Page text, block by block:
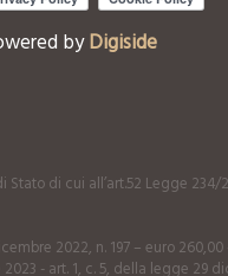
byDigiside
di cui all’art.52 Legge 234/
2022, n. 197 – euro
- art. 1, c. 5, della legge 29